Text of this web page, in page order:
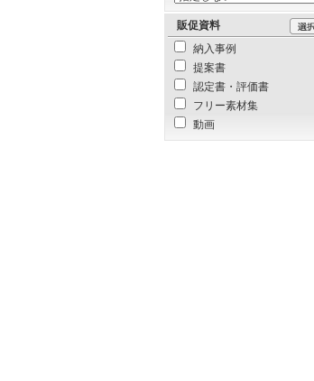
販促資料
納入事例
提案書
認定書・評価書
フリー素材集
動画